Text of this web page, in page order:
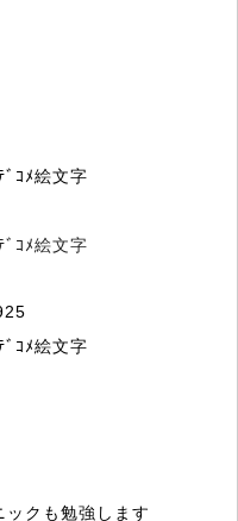
ックも勉強します